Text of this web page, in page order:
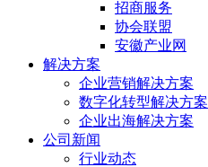
招商服务
协会联盟
安徽产业网
解决方案
企业营销解决方案
数字化转型解决方案
企业出海解决方案
公司新闻
行业动态